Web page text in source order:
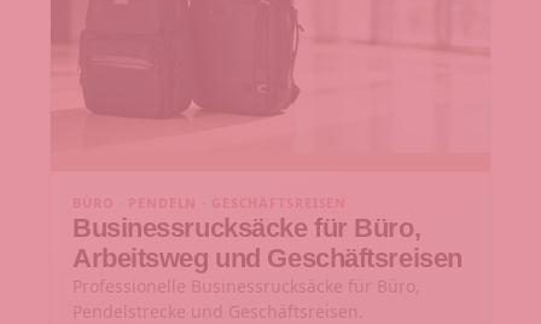
Businessrucksäcke für Büro,
Arbeitsweg und Geschäftsreisen
Professionelle Businessrucksäcke für Büro,
Pendelstrecke und Geschäftsreisen.